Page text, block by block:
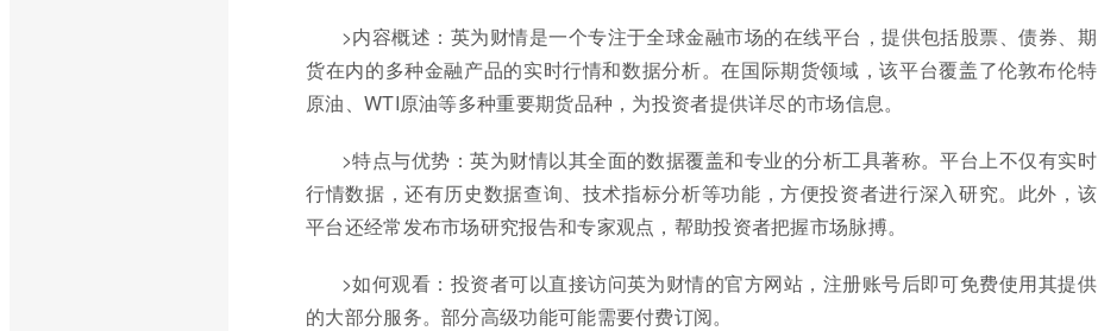
>内容概述：英为财情是一个专注于全球金融市场的在线平台，提供包括股票、债券、期
货在内的多种金融产品的实时行情和数据分析。在国际期货领域，该平台覆盖了伦敦布伦特
原油、WTI原油等多种重要期货品种，为投资者提供详尽的市场信息。
>特点与优势：英为财情以其全面的数据覆盖和专业的分析工具著称。平台上不仅有实时
行情数据，还有历史数据查询、技术指标分析等功能，方便投资者进行深入研究。此外，该
平台还经常发布市场研究报告和专家观点，帮助投资者把握市场脉搏。
>如何观看：投资者可以直接访问英为财情的官方网站，注册账号后即可免费使用其提供
的大部分服务。部分高级功能可能需要付费订阅。